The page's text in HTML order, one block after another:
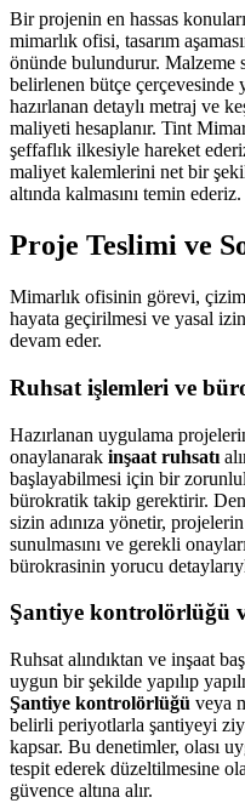
Bir projenin en hassas
mimarlık ofisi, tasarım
önünde bulundurur. Malzeme
belirlenen bütçe çerçevesinde
hazırlanan detaylı metraj ve
maliyeti hesaplanır. Tint
şeffaflık ilkesiyle hareket
maliyet kalemlerini net bir
altında kalmasını temin ederiz.
Proje Teslimi ve
Mimarlık ofisinin görevi,
hayata geçirilmesi ve yasal
devam eder.
Ruhsat işlemleri ve
Hazırlanan uygulama
onaylanarak inşaat ruhsatı
başlayabilmesi için bir
bürokratik takip gerektirir.
sizin adınıza yönetir,
sunulmasını ve gerekli
bürokrasinin yorucu
Şantiye kontrolörlüğü
Ruhsat alındıktan ve inşaat
uygun bir şekilde yapılıp
Şantiye kontrolörlüğü veya
belirli periyotlarla şantiyeyi
kapsar. Bu denetimler, olası
tespit ederek düzeltilmesine
güvence altına alır.